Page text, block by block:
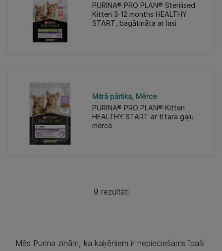
PURINA® PRO PLAN® Sterilised
Kitten 3-12 months HEALTHY
START, bagātināta ar lasi
Mitrā pārtika Mērce
PURINA® PRO PLAN® Kitten
HEALTHY START ar tītara gaļu
mērcē
9 rezultāti
Mēs Purina zinām, ka kaķēniem ir nepieciešams īpaši